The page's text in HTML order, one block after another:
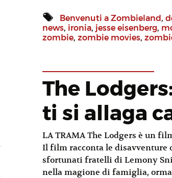
Benvenuti a Zombieland,
news, ironia, jesse eisenberg,
zombie, zombie movies,
The
ti si allaga
LA TRAMA The Lodgers è un
Il film racconta le disavventure
sfortunati fratelli di Lemony
nella magione di famiglia,